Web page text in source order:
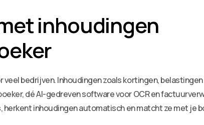
inhoudingen
veel bedrijven. Inhoudingen zoals kortingen,
dé AI-gedreven software voor OCR en
inhoudingen automatisch en matcht ze met je